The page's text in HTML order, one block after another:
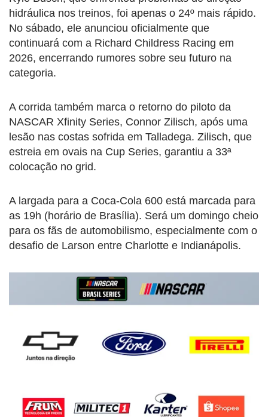
hidráulica nos treinos, foi apenas o 24º mais rápido.
No sábado, ele anunciou oficialmente que
continuará com a Richard Childress Racing em
2026, encerrando rumores sobre seu futuro na
categoria.
A corrida também marca o retorno do piloto da
NASCAR Xfinity Series, Connor Zilisch, após uma
lesão nas costas sofrida em Talladega. Zilisch, que
estreia em ovais na Cup Series, garantiu a 33ª
colocação no grid.
A largada para a Coca-Cola 600 está marcada para
as 19h (horário de Brasília). Será um domingo cheio
para os fãs de automobilismo, especialmente com o
desafio de Larson entre Charlotte e Indianápolis.